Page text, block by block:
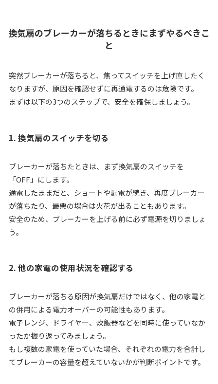
換気扇のブレーカーが落ちるときにまずやるべきこ
と
突然ブレーカーが落ちると、焦ってスイッチを上げ直したく
なりますが、原因を確認せずに再通電するのは危険です。
まずは以下の3つのステップで、安全を確保しましょう。
1. 換気扇のスイッチを切る
ブレーカーが落ちたときは、まず換気扇のスイッチを
「OFF」にします。
通電したままだと、ショートや漏電が続き、再度ブレーカー
が落ちたり、最悪の場合は火花が出ることもあります。
安全のため、ブレーカーを上げる前に必ず電源を切りましょ
う。
2. 他の家電の使用状況を確認する
ブレーカーが落ちる原因が換気扇だけではなく、他の家電と
の併用による電力オーバーの可能性もあります。
電子レンジ、ドライヤー、炊飯器などを同時に使っていなか
ったか振り返ってみましょう。
もし複数の家電を使っていた場合、それぞれの電力を合計し
てブレーカーの容量を超えていないかが判断ポイントです。